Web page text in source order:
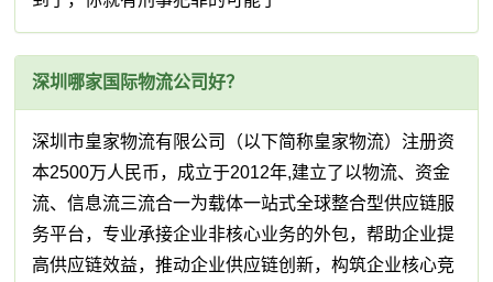
深圳哪家国际物流公司好？
深圳市皇家物流有限公司（以下简称皇家物流）注册资
本2500万人民币，成立于2012年,建立了以物流、资金
流、信息流三流合一为载体一站式全球整合型供应链服
务平台，专业承接企业非核心业务的外包，帮助企业提
高供应链效益，推动企业供应链创新，构筑企业核心竞